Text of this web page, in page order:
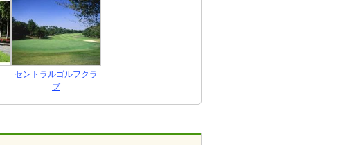
セントラルゴルフクラ
ブ